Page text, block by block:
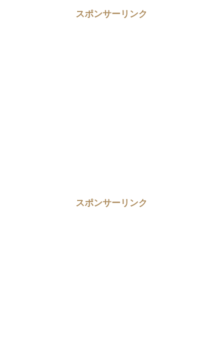
スポンサーリンク
スポンサーリンク